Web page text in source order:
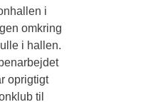
i
omkring
i hallen.
oprigtigt
til